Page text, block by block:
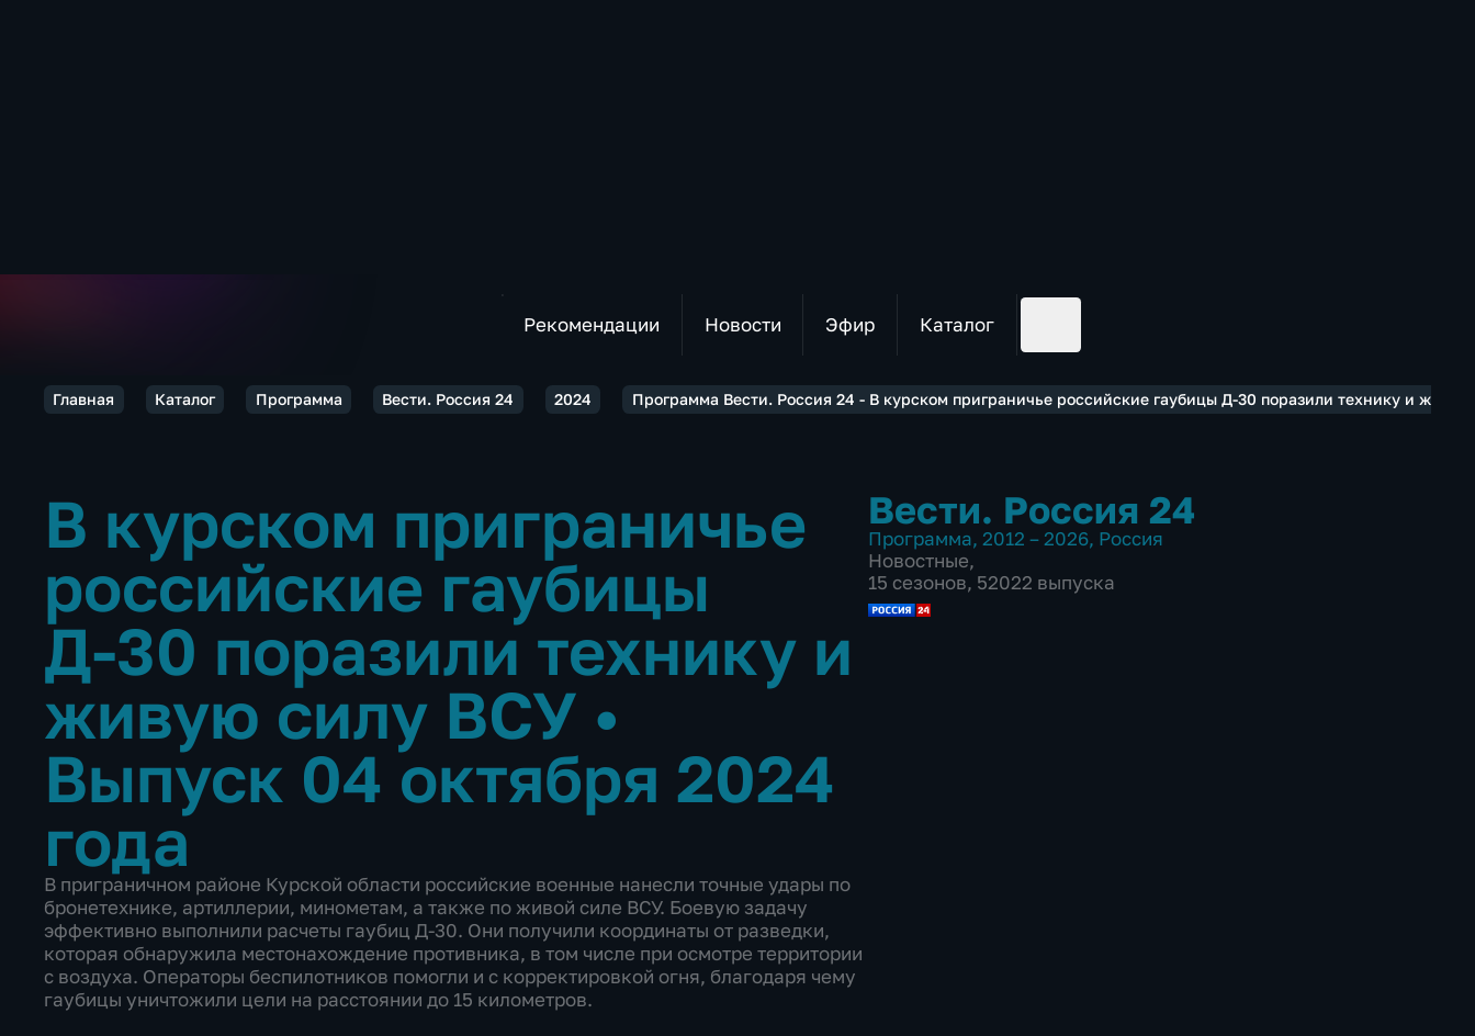
Рекомендации Новости Эфир Каталог
Главная Каталог Программа Вести. Россия 24 2024 Программа Вести. Россия 24 - В курском приграничье российские гаубицы Д-30 поразили технику и
В курском приграничье
российские гаубицы
Д-30 поразили технику и
живую силу ВСУ •
Выпуск 04 октября 2024
года
В приграничном районе Курской области российские военные нанесли точные удары по
бронетехнике, артиллерии, минометам, а также по живой силе ВСУ. Боевую задачу
эффективно выполнили расчеты гаубиц Д-30. Они получили координаты от разведки,
которая обнаружила местонахождение противника, в том числе при осмотре территории
с воздуха. Операторы беспилотников помогли и с корректировкой огня, благодаря чему
гаубицы уничтожили цели на расстоянии до 15 километров.
Вести. Россия 24
Программа, 2012 – 2026, Россия
Новостные,
15 сезонов, 52022 выпуска